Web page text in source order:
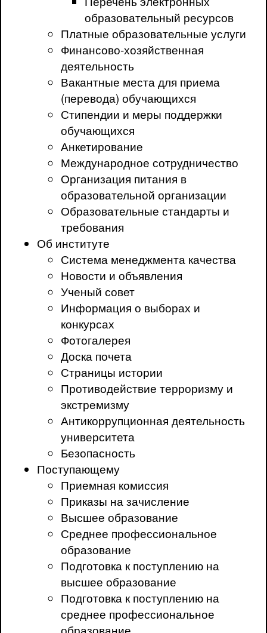
образовательный ресурсов
Платные образовательные услуги
Финансово-хозяйственная
деятельность
Вакантные места для приема
(перевода) обучающихся
Стипендии и меры поддержки
обучающихся
Анкетирование
Международное сотрудничество
Организация питания в
образовательной организации
Образовательные стандарты и
требования
Об институте
Система менеджмента качества
Новости и объявления
Ученый совет
Информация о выборах и
конкурсах
Фотогалерея
Доска почета
Страницы истории
Противодействие терроризму и
экстремизму
Антикоррупционная деятельность
университета
Безопасность
Поступающему
Приемная комиссия
Приказы на зачисление
Высшее образование
Среднее профессиональное
образование
Подготовка к поступлению на
высшее образование
Подготовка к поступлению на
среднее профессиональное
образование